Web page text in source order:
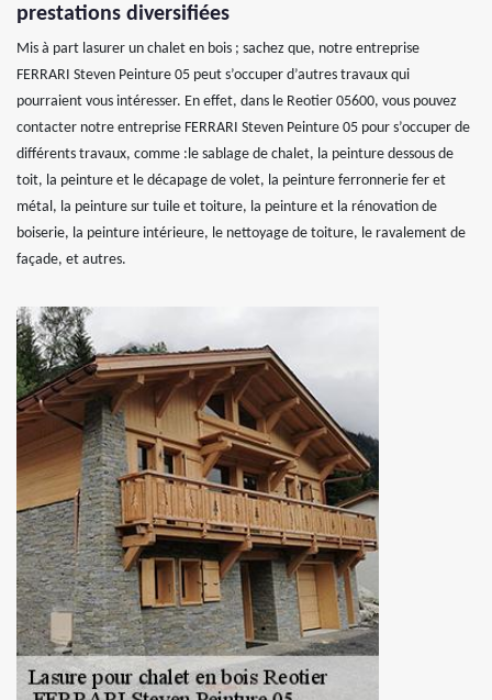
prestations diversifiées
Mis à part lasurer un chalet en bois ; sachez que, notre entreprise
FERRARI Steven Peinture 05 peut s’occuper d’autres travaux qui
pourraient vous intéresser. En effet, dans le Reotier 05600, vous pouvez
contacter notre entreprise FERRARI Steven Peinture 05 pour s’occuper de
différents travaux, comme :le sablage de chalet, la peinture dessous de
toit, la peinture et le décapage de volet, la peinture ferronnerie fer et
métal, la peinture sur tuile et toiture, la peinture et la rénovation de
boiserie, la peinture intérieure, le nettoyage de toiture, le ravalement de
façade, et autres.